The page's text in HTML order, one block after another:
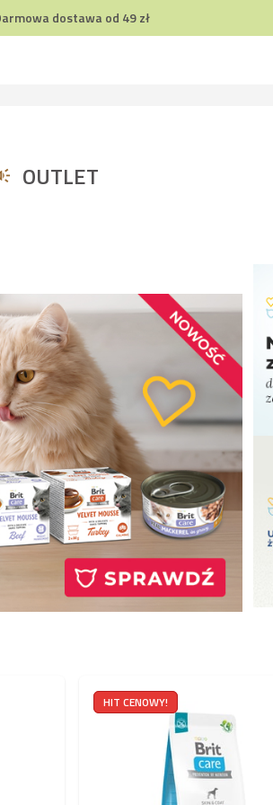
dostawa od 49 zł
OUTLET
HIT CENOWY!